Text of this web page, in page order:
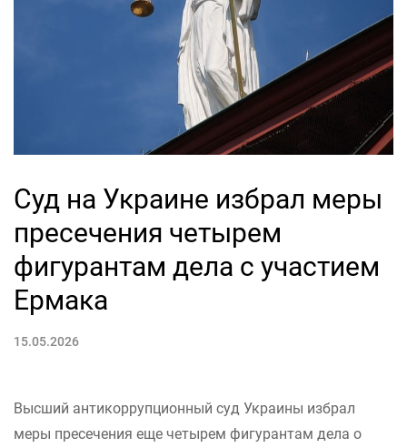
Суд на Украине избрал меры
пресечения четырем
фигурантам дела с участием
Ермака
15.05.2026
Высший антикоррупционный суд Украины избрал
меры пресечения еще четырем фигурантам дела о